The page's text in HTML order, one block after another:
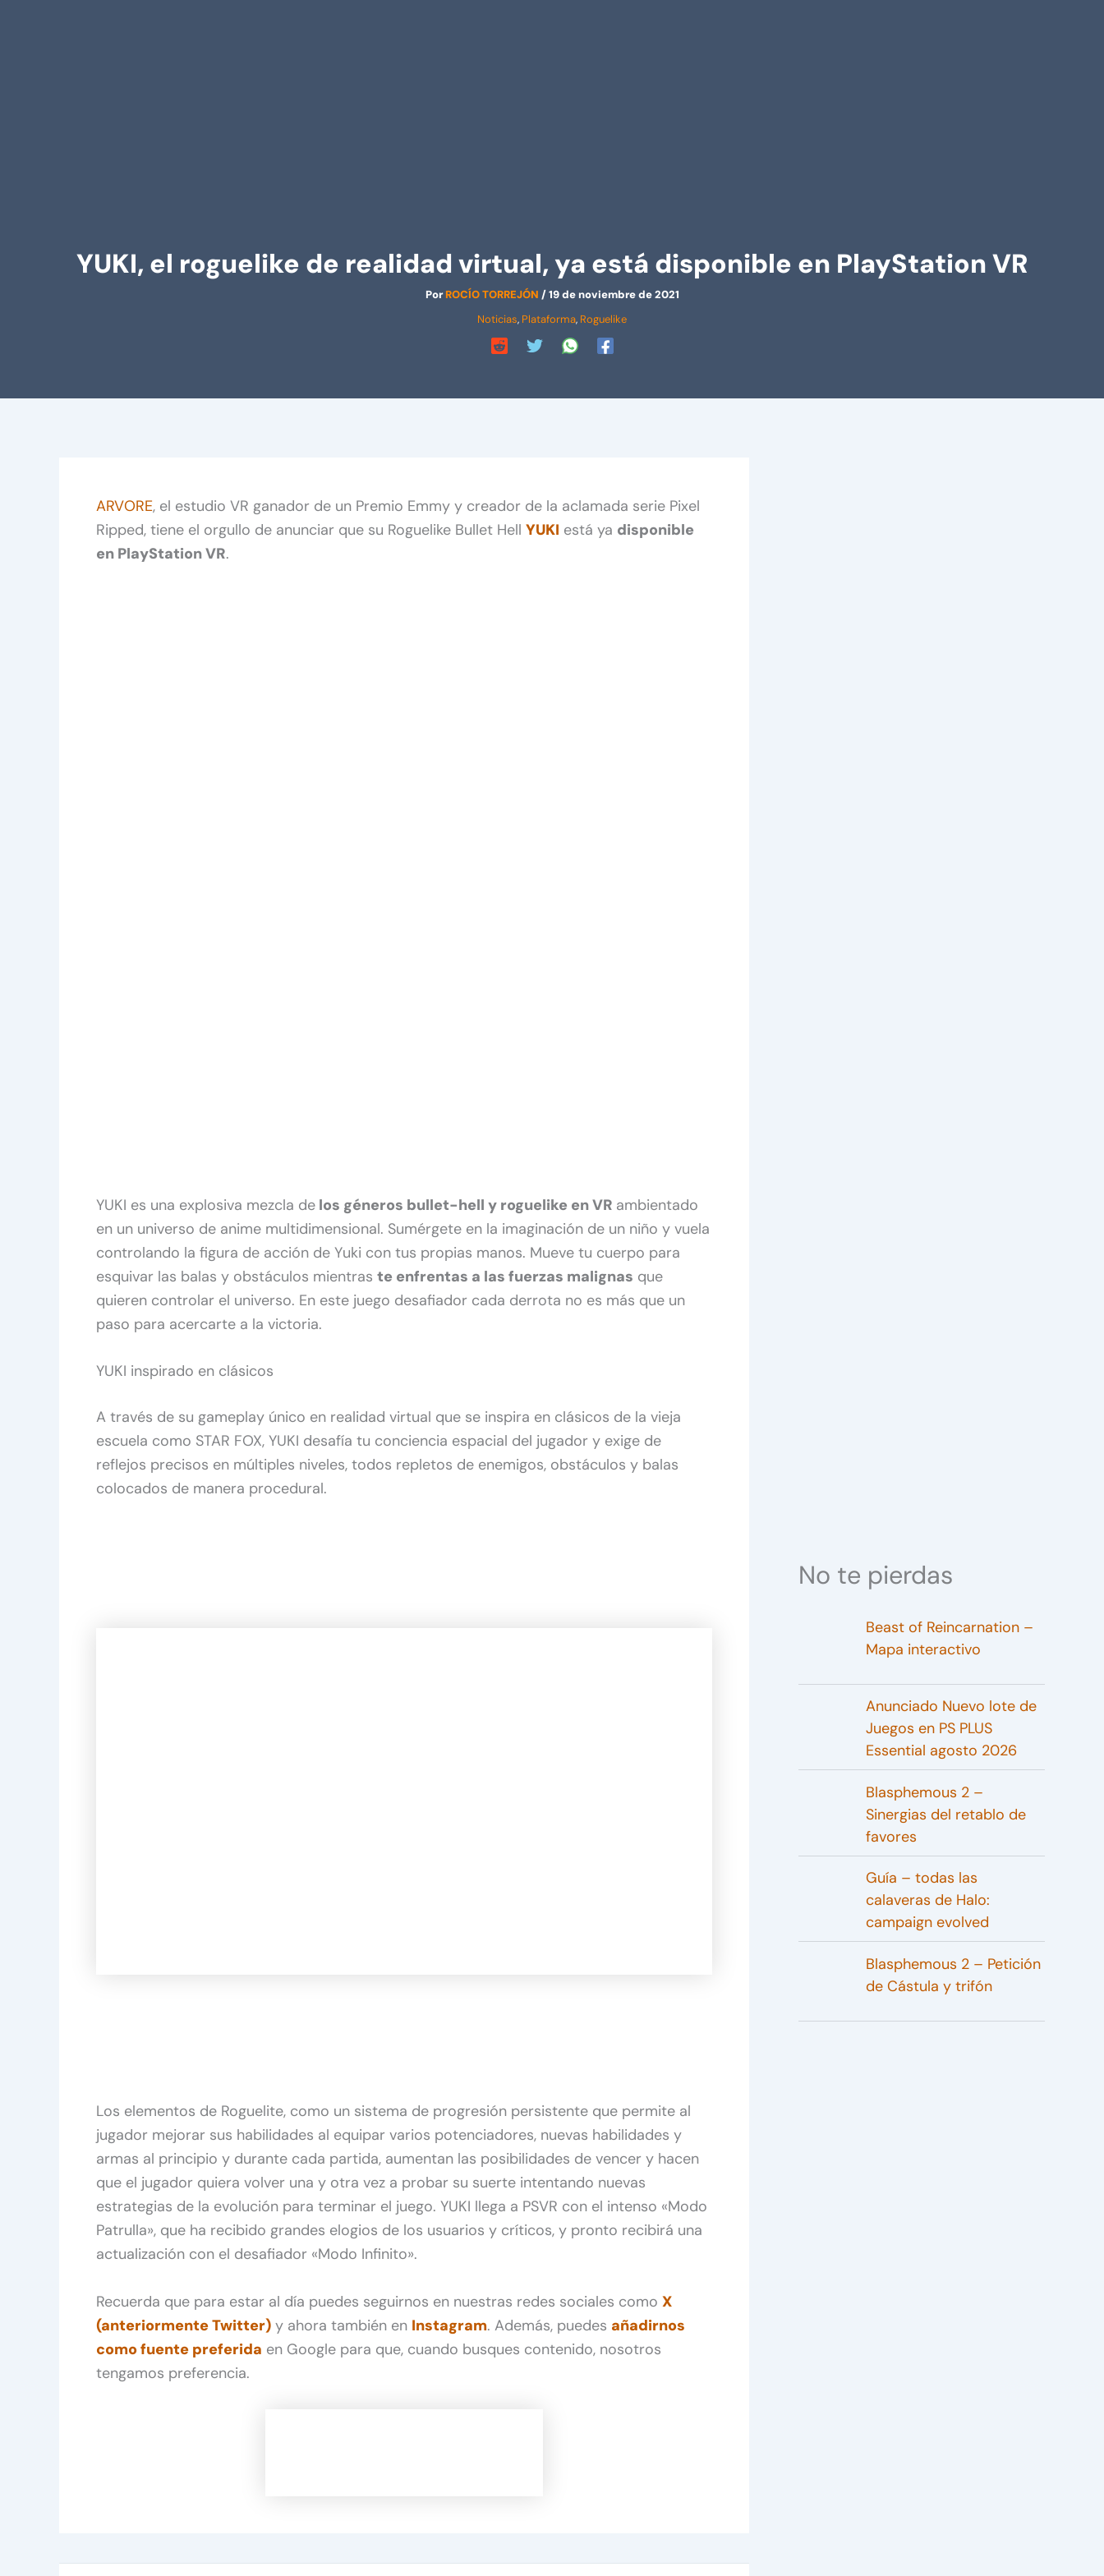
YUKI, el roguelike de realidad virtual, ya está disponible en PlayStation VR
PorROCÍO TORREJÓN /19 de noviembre de 2021
Noticias, Plataforma, Roguelike
ARVORE, el estudio VR ganador de un Premio Emmy y creador de la aclamada serie Pixel
Ripped, tiene el orgullo de anunciar que su Roguelike Bullet Hell YUKI está ya disponible
en PlayStation VR.
YUKI es una explosiva mezcla de los géneros bullet-hell y roguelike en VR ambientado
en un universo de anime multidimensional. Sumérgete en la imaginación de un niño y vuela
controlando la figura de acción de Yuki con tus propias manos. Mueve tu cuerpo para
esquivar las balas y obstáculos mientras te enfrentas a las fuerzas malignas que
quieren controlar el universo. En este juego desafiador cada derrota no es más que un
paso para acercarte a la victoria.
YUKI inspirado en clásicos
A través de su gameplay único en realidad virtual que se inspira en clásicos de la vieja
escuela como STAR FOX, YUKI desafía tu conciencia espacial del jugador y exige de
reflejos precisos en múltiples niveles, todos repletos de enemigos, obstáculos y balas
colocados de manera procedural.
Los elementos de Roguelite, como un sistema de progresión persistente que permite al
jugador mejorar sus habilidades al equipar varios potenciadores, nuevas habilidades y
armas al principio y durante cada partida, aumentan las posibilidades de vencer y hacen
que el jugador quiera volver una y otra vez a probar su suerte intentando nuevas
estrategias de la evolución para terminar el juego. YUKI llega a PSVR con el intenso «Modo
Patrulla», que ha recibido grandes elogios de los usuarios y críticos, y pronto recibirá una
actualización con el desafiador «Modo Infinito».
Recuerda que para estar al día puedes seguirnos en nuestras redes sociales como X
(anteriormente Twitter) y ahora también en Instagram. Además, puedes añadirnos
como fuente preferida en Google para que, cuando busques contenido, nosotros
tengamos preferencia.
No te pierdas
Beast of Reincarnation –
Mapa interactivo
Anunciado Nuevo lote de
Juegos en PS PLUS
Essential agosto 2026
Blasphemous 2 –
Sinergias del retablo de
favores
Guía – todas las
calaveras de Halo:
campaign evolved
Blasphemous 2 – Petición
de Cástula y trifón